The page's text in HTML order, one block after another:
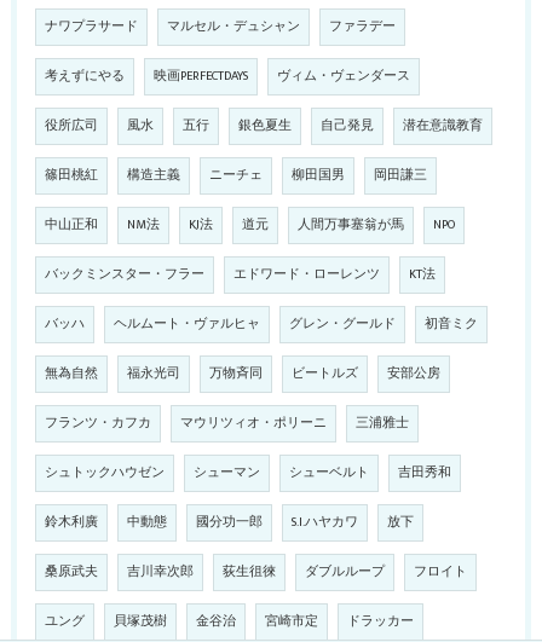
ナワプラサード マルセル・デュシャン ファラデー
考えずにやる 映画PERFECTDAYS ヴィム・ヴェンダース
役所広司 風水 五行 銀色夏生 自己発見 潜在意識教育
篠田桃紅 構造主義 ニーチェ 柳田国男 岡田謙三
中山正和 NM法 KJ法 道元 人間万事塞翁が馬 NPO
バックミンスター・フラー エドワード・ローレンツ KT法
バッハ ヘルムート・ヴァルヒャ グレン・グールド 初音ミク
無為自然 福永光司 万物斉同 ビートルズ 安部公房
フランツ・カフカ マウリツィオ・ポリーニ 三浦雅士
シュトックハウゼン シューマン シューベルト 吉田秀和
鈴木利廣 中動態 國分功一郎 S.I.ハヤカワ 放下
桑原武夫 吉川幸次郎 荻生徂徠 ダブルループ フロイト
ユング 貝塚茂樹 金谷治 宮崎市定 ドラッカー